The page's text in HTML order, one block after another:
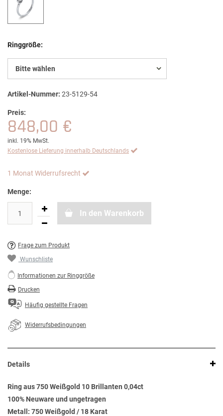
Ringgröße:
Bitte wählen
Artikel-Nummer: 23-5129-54
Preis:
848,00 €
inkl. 19% MwSt.
Kostenlose Lieferung innerhalb Deutschlands
1 Monat Widerrufsrecht
Menge:
In den Warenkorb
Frage zum Produkt
Wunschliste
Informationen zur Ringgröße
Drucken
Häufig gestellte Fragen
Widerrufsbedingungen
Details
Ring aus 750 Weißgold 10 Brillanten 0,04ct
100% Neuware und ungetragen
Metall: 750 Weißgold / 18 Karat